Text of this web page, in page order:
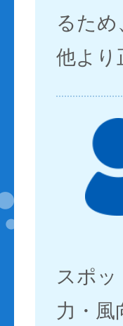
るた
他より
スポ
力・風